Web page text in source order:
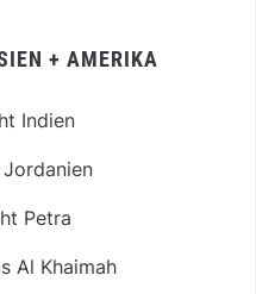
+ AMERIKA
Indien
Petra
Al Khaimah